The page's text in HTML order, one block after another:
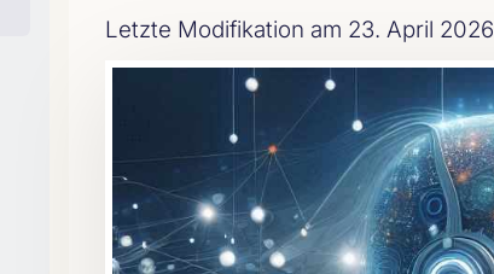
Letzte Modifikation am 23. April 2026